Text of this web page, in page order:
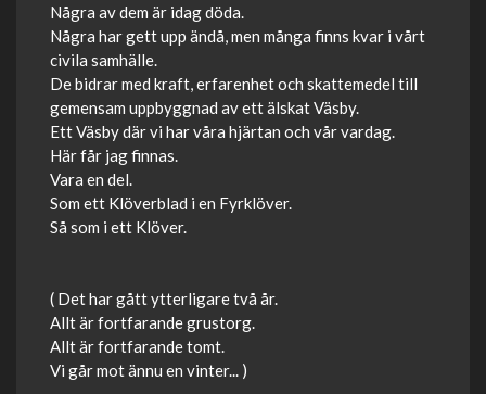
Några av dem är idag döda.
Några har gett upp ändå, men många finns kvar i vårt
civila samhälle.
De bidrar med kraft, erfarenhet och skattemedel till
gemensam uppbyggnad av ett älskat Väsby.
Ett Väsby där vi har våra hjärtan och vår vardag.
Här får jag finnas.
Vara en del.
Som ett Klöverblad i en Fyrklöver.
Så som i ett Klöver.
( Det har gått ytterligare två år.
Allt är fortfarande grustorg.
Allt är fortfarande tomt.
Vi går mot ännu en vinter... )